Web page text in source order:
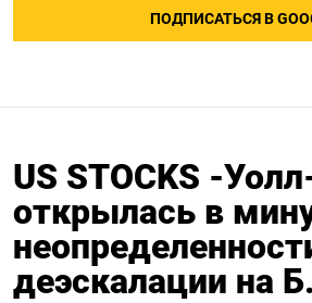
ПОДПИСАТЬСЯ В
US STOCKS -
открылась в
деэскалации на